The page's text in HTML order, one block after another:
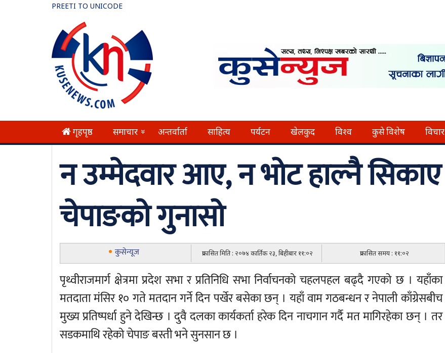
PREETI TO UNICODE
गृहपृष्ठ समाचार » अन्तर्वार्ता साहित्य पर्यटन खेलकुद विश्व कुसे विशेष विचार
न उम्मेदवार आए, न भोट हाल्नै सिकाए
चेपाङको गुनासो
कुसेन्यूज प्रकासित मिति : २०७४ कार्तिक २३, बिहीबार ११:०२ प्रकासित समय : ११:०२
पृथ्वीराजमार्ग क्षेत्रमा प्रदेश सभा र प्रतिनिधि सभा निर्वाचनको चहलपहल बढ्दै गएको छ । यहाँका
मतदाता मंसिर १० गते मतदान गर्ने दिन पर्खेर बसेका छन् । यहाँ वाम गठबन्धन र नेपाली काँग्रेसबीच
मुख्य प्रतिष्पर्धा हुने देखिन्छ । दुवै दलका कार्यकर्ता हरेक दिन नाचगान गर्दै मत मागिरहेका छन् । तर
सडकमाथि रहेको चेपाङ बस्ती भने सुनसान छ ।